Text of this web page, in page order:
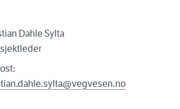
Dahle Sylta